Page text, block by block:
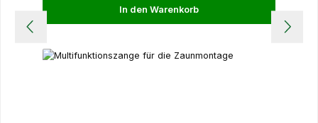
In den Warenkorb